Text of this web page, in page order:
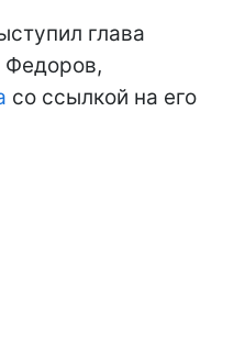
глава
со ссылкой на его